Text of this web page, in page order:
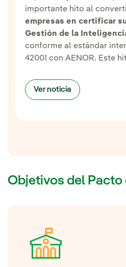
importante hito al
empresas en certificar
Gestión de la
conforme al estándar
42001 con AENOR. Este
eficiencia de los
forma responsable,
Ver noticia
Objetivos del Pacto